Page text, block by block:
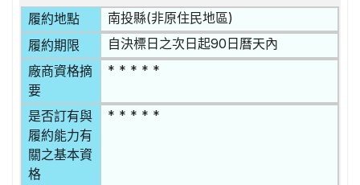
履約地點
南投縣(非原住民地區)
履約期限 自決標日之次日起90日曆天內
廠商資格摘
要
* * * * *
是否訂有與
履約能力有
關之基本資
格
* * * * *